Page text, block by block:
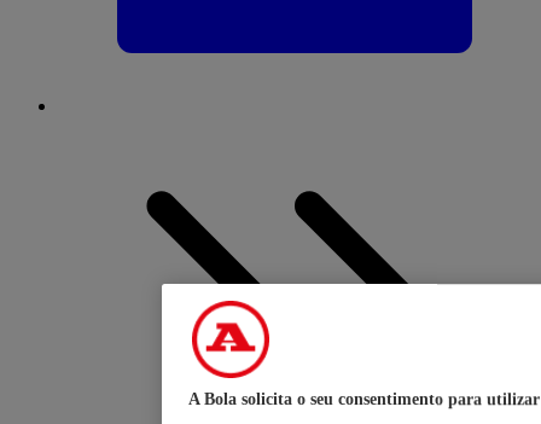
A Bola solicita o seu consentimento para utilizar